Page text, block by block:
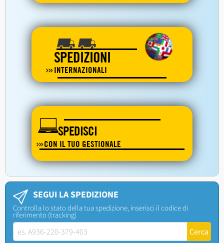
SPEDIZIONI
INTERNAZIONALI
SPEDISCI
CON IL TUO GESTIONALE
SEGUI LA SPEDIZIONE
Controlla lo stato della tua spedizione, inserisci il codice di
riferimento (tracking)